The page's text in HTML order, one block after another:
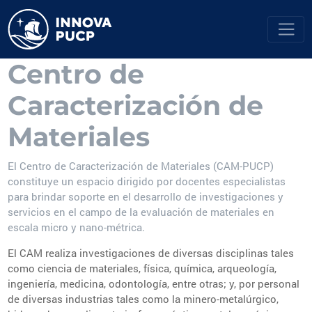
Centro de
Caracterización de
Materiales
El Centro de Caracterización de Materiales (CAM-PUCP)
constituye un espacio dirigido por docentes especialistas
para brindar soporte en el desarrollo de investigaciones y
servicios en el campo de la evaluación de materiales en
escala micro y nano-métrica.
El CAM realiza investigaciones de diversas disciplinas tales
como ciencia de materiales, física, química, arqueología,
ingeniería, medicina, odontología, entre otras; y, por personal
de diversas industrias tales como la minero-metalúrgico,